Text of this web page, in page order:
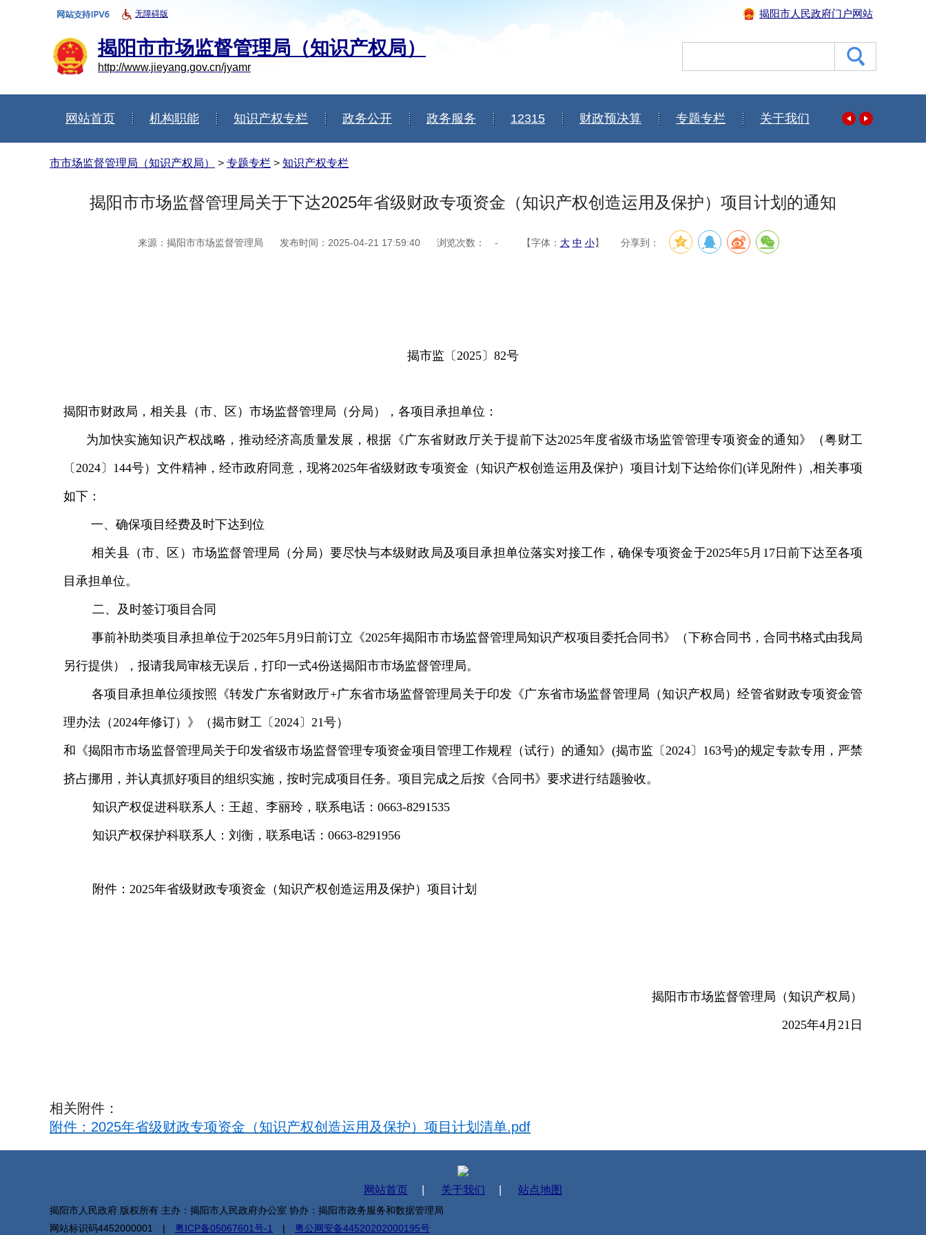
无障碍版 揭阳市人民政府门户网站
揭阳市市场监督管理局（知识产权局）
http://www.jieyang.gov.cn/jyamr
网站首页 机构职能 知识产权专栏 政务公开 政务服务 12315 财政预决算 专题专栏 关于我们
市市场监督管理局（知识产权局） > 专题专栏 > 知识产权专栏
揭阳市市场监督管理局关于下达2025年省级财政专项资金（知识产权创造运用及保护）项目计划的通知
来源：揭阳市市场监督管理局 发布时间：2025-04-21 17:59:40 浏览次数： - 【字体： 大 中 小】 分享到：
揭市监〔2025〕82号
揭阳市财政局，相关县（市、区）市场监督管理局（分局），各项目承担单位：
为加快实施知识产权战略，推动经济高质量发展， 根据《广东省财政厅关于提前下达2025年度省级市场监管管理专项资金的通知》（粤财工
〔2024〕144号）文件精神，经市政府同意，现将2025年省级财政专项资金（知识产权创造运用及保护）项目计划下达给你们(详见附件）,相关事项
如下：
一、 确保项目经费及时下达到位
相关县（市、区）市场监督管理局（分局）要尽快与本级财政局及项目承担单位落实对接工作，确保专项资金于2025年5 月17日前下达至各项
目承担单位。
二、及时签订项目合同
事前补助类项目承担单位于2025年5月9日前订立《2025年揭阳市市场监督管理局知识产权项目委托合同书》（下称合同书，合同书格式由我局
另行提供），报请我局审核无误后，打印一式4份送揭阳市市场监督管理局。
各项目承担单位须按照 《转发广东省财政厅+广东省市场监督管理局关于印发《广东省市场监督管理局（知识产权局）经管省财政专项资金管
理办法（2024年修订）》（揭市财工〔2024〕 21号）
和《揭阳市市场监督管理局关于印发省级市场监督管理专项资金项目管理工作规程（试行）的通知》 (揭市监〔2024〕163号)的规定专款专用，严禁
挤占挪用，并认真抓好项目的组织实施，按时完成项目任务。项目完成之后按《合同书》要求进行结题验收。
知识产权促进科联系人：王超、李丽玲，联系电话：0663-8291535
知识产权保护科联系人：刘衡，联系电话：0663-8291956
附件： 2025年省级财政专项资金（知识产权创造运用及保护）项目计划
揭阳市市场监督管理局（知识产权局）
2025年4月21日
相关附件：
附件：2025年省级财政专项资金（知识产权创造运用及保护）项目计划清单.pdf
网站首页 关于我们 站点地图
揭阳市人民政府 版权所有 主办：揭阳市人民政府办公室 协办：揭阳市政务服务和数据管理局
网站标识码4452000001 | 粤ICP备05067601号-1 | 粤公网安备44520202000195号